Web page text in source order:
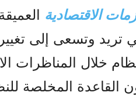
الاقتصادية
تريد وتسعى إلى
خلال المناظرات
القاعدة المخلصة